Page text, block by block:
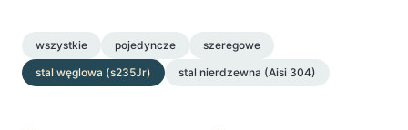
wszystkie pojedyncze
szeregowe
stal węglowa (s235Jr)
stal nierdzewna (Aisi 304)